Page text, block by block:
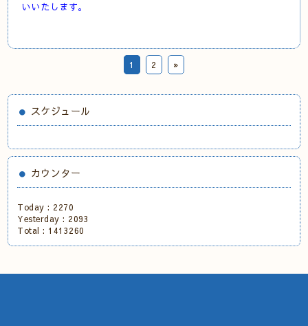
いいたします。
1 2 »
スケジュール
カウンター
Today : 2270
Yesterday : 2093
Total : 1413260